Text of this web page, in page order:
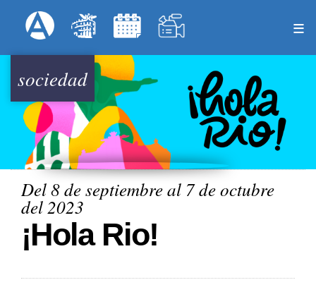
al
Menú Superior
sociedad
Del 8 de septiembre al 7 de octubre
del 2023
¡Hola Rio!